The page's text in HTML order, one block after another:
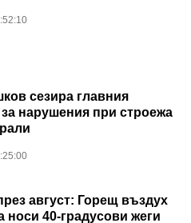
сезира главния
нарушения при строежа
август: Горещ въздух
носи 40-градусови жеги